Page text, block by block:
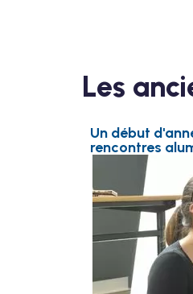
Les
Un début
rencontres